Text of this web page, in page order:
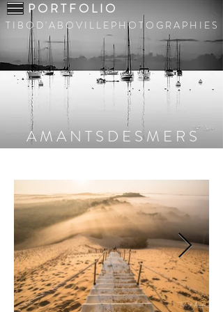
P O R T F O L I O
T I B O D ' A B O V I L L E P H O T O G R A P H I E S
A M A N T S D E S M E R S